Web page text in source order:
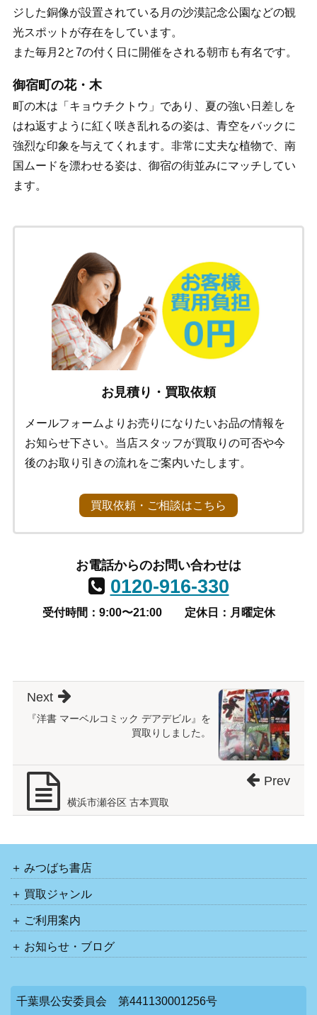
ジした銅像が設置されている月の沙漠記念公園などの観
光スポットが存在をしています。
また毎月2と7の付く日に開催をされる朝市も有名です。
御宿町の花・木
町の木は「キョウチクトウ」であり、夏の強い日差しを
はね返すように紅く咲き乱れるの姿は、青空をバックに
強烈な印象を与えてくれます。非常に丈夫な植物で、南
国ムードを漂わせる姿は、御宿の街並みにマッチしてい
ます。
お見積り・買取依頼
メールフォームよりお売りになりたいお品の情報を
お知らせ下さい。当店スタッフが買取りの可否や今
後のお取り引きの流れをご案内いたします。
買取依頼・ご相談はこちら
お電話からのお問い合わせは
0120-916-330
受付時間：9:00〜21:00 定休日：月曜定休
『洋書 マーベルコミック デアデビル』を
買取りしました。
Next
横浜市瀬谷区 古本買取
Prev
みつばち書店
買取ジャンル
ご利用案内
お知らせ・ブログ
千葉県公安委員会 第441130001256号